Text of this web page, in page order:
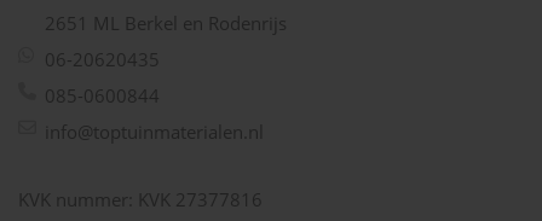
2651 ML Berkel en Rodenrijs
06-20620435
085-0600844
info@toptuinmaterialen.nl
KVK nummer: KVK 27377816